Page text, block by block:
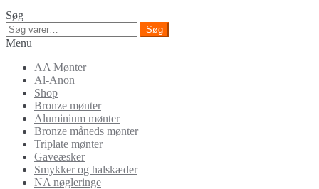
Søg
Søg
efter:
Søg
Menu
AA Mønter
Al-Anon
Shop
Bronze mønter
Aluminium mønter
Bronze måneds mønter
Triplate mønter
Gaveæsker
Smykker og halskæder
NA nøgleringe